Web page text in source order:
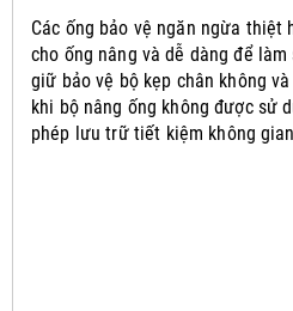
Các ống bảo vệ ngăn ngừa thiệt
cho ống nâng và dễ dàng để làm
giữ bảo vệ bộ kẹp chân không
khi bộ nâng ống không được sử
phép lưu trữ tiết kiệm không